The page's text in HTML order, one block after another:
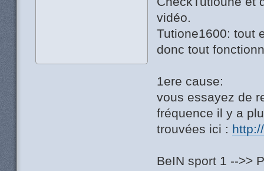
vidéo.
Tutione1600: tout
donc tout
1ere cause:
vous essayez de
fréquence il y a
trouvées ici :
BeIN sport 1 -->>